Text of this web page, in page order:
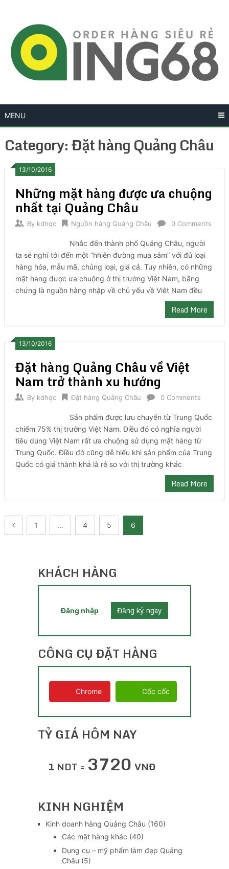
content
MENU
Category:Đặt hàng Quảng Châu
13/10/2016
Những mặt hàng được ưa chuộng
nhất tại Quảng Châu
By kdhqc Nguồn hàng Quảng Châu 0 Comments
Nhắc đến thành phố Quảng Châu, người
ta sẽ nghĩ tới đến một “hhiên đường mua sắm” với đủ loại
hàng hóa, mẫu mã, chủng loại, giá cả. Tuy nhiên, có những
mặt hàng được ưa chuộng ở thị trường Việt Nam, bằng
chứng là nguồn hàng nhập về chủ yếu về Việt Nam đều
Read More
13/10/2016
Đặt hàng Quảng Châu về Việt
Nam trở thành xu hướng
By kdhqc Đặt hàng Quảng Châu 0 Comments
Sản phẩm được lưu chuyển từ Trung Quốc
chiếm 75% thị trường Việt Nam. Điều đó có nghĩa người
tiêu dùng Việt Nam rất ưa chuộng sử dụng mặt hàng từ
Trung Quốc. Điều đó cũng dễ hiểu khi sản phẩm của Trung
Quốc có giá thành khá là rẻ so với thị trường khác
Read More
Posts1 … 4 5 6
KHÁCH HÀNG
Đăng nhập Đăng ký ngay
CÔNG CỤ ĐẶT HÀNG
Chrome Cốc cốc
TỶ GIÁ HÔM NAY
1 NDT = 3720 VNĐ
KINH NGHIỆM
Kinh doanh hàng Quảng Châu (160)
Các mặt hàng khác (40)
Dụng cụ – mỹ phẩm làm đẹp Quảng
Châu (5)